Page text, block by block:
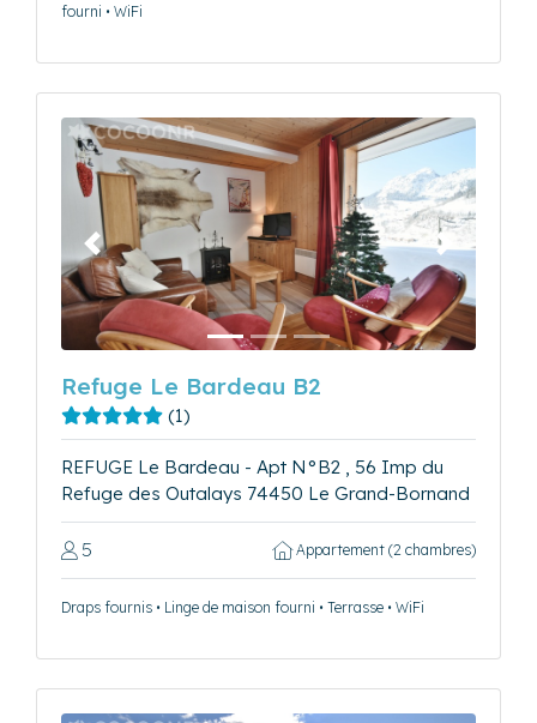
fourni • WiFi
Précédent Suivant
Refuge Le Bardeau B2
(1)
REFUGE Le Bardeau - Apt N°B2 , 56 Imp du
Refuge des Outalays 74450 Le Grand-Bornand
5 Appartement (2 chambres)
Draps fournis • Linge de maison fourni • Terrasse • WiFi